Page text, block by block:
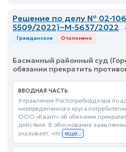
Решение по делу № 02-
5509/2022)~М-5637/2022
Гражданское Отклонено
Басманный районный суд
обязании прекратить
ВВОДНАЯ ЧАСТЬ
Управление Роспотребнадзора по
неопределенного круга
ООО «Квант» об обязании
действия. В обоснование
указывает, что еще...